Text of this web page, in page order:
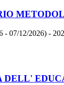
- 07/12/2026) -
DELL'